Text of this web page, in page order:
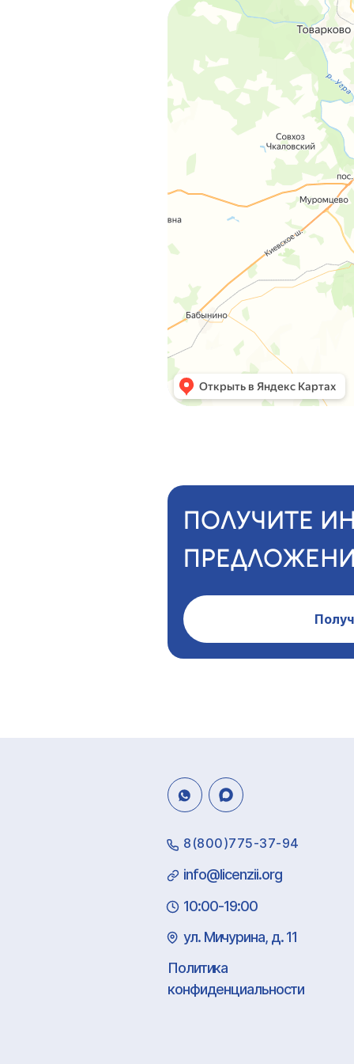
ПОЛУЧИТЕ
8(800)775-37-94
info@licenzii.org
10:00-19:00
ул. Мичурина, д. 11
Политика
конфиденциальности